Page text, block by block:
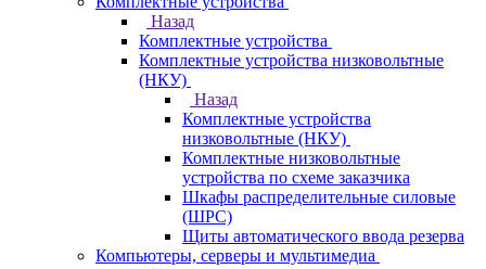
Назад
Комплектные устройства
Комплектные устройства низковольтные
(НКУ)
Назад
Комплектные устройства
низковольтные (НКУ)
Комплектные низковольтные
устройства по схеме заказчика
Шкафы распределительные силовые
(ШРС)
Щиты автоматического ввода резерва
Компьютеры, серверы и мультимедиа